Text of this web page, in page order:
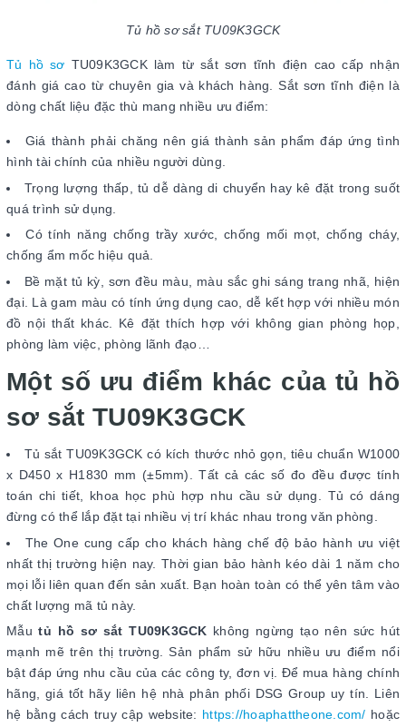
Tủ hồ sơ sắt TU09K3GCK
Tủ hồ sơ TU09K3GCK làm từ sắt sơn tĩnh điện cao cấp nhận
đánh giá cao từ chuyên gia và khách hàng. Sắt sơn tĩnh điện là
dòng chất liệu đặc thù mang nhiều ưu điểm:
Giá thành phải chăng nên giá thành sản phẩm đáp ứng tình
hình tài chính của nhiều người dùng.
Trọng lượng thấp, tủ dễ dàng di chuyển hay kê đặt trong suốt
quá trình sử dụng.
Có tính năng chống trầy xước, chống mối mọt, chống cháy,
chống ẩm mốc hiệu quả.
Bề mặt tủ kỳ, sơn đều màu, màu sắc ghi sáng trang nhã, hiện
đại. Là gam màu có tính ứng dụng cao, dễ kết hợp với nhiều món
đồ nội thất khác. Kê đặt thích hợp với không gian phòng họp,
phòng làm việc, phòng lãnh đạo…
Một số ưu điểm khác của tủ hồ
sơ sắt TU09K3GCK
Tủ sắt TU09K3GCK có kích thước nhỏ gọn, tiêu chuẩn W1000
x D450 x H1830 mm (±5mm). Tất cả các số đo đều được tính
toán chi tiết, khoa học phù hợp nhu cầu sử dụng. Tủ có dáng
đừng có thể lắp đặt tại nhiều vị trí khác nhau trong văn phòng.
The One cung cấp cho khách hàng chế độ bảo hành ưu việt
nhất thị trường hiện nay. Thời gian bảo hành kéo dài 1 năm cho
mọi lỗi liên quan đến sản xuất. Bạn hoàn toàn có thể yên tâm vào
chất lượng mã tủ này.
Mẫutủ hồ sơ sắt TU09K3GCK không ngừng tạo nên sức hút
mạnh mẽ trên thị trường. Sản phẩm sử hữu nhiều ưu điểm nổi
bật đáp ứng nhu cầu của các công ty, đơn vị. Để mua hàng chính
hãng, giá tốt hãy liên hệ nhà phân phối DSG Group uy tín. Liên
hệ bằng cách truy cập website: https://hoaphattheone.com/ hoặc